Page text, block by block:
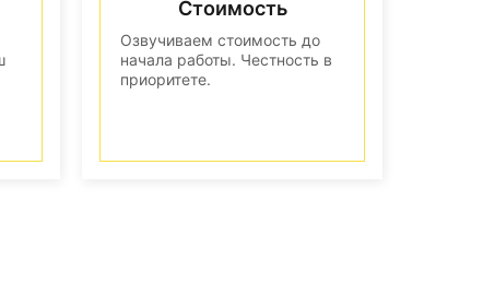
Стоимость
Озвучиваем стоимость до
начала работы. Честность в
приоритете.